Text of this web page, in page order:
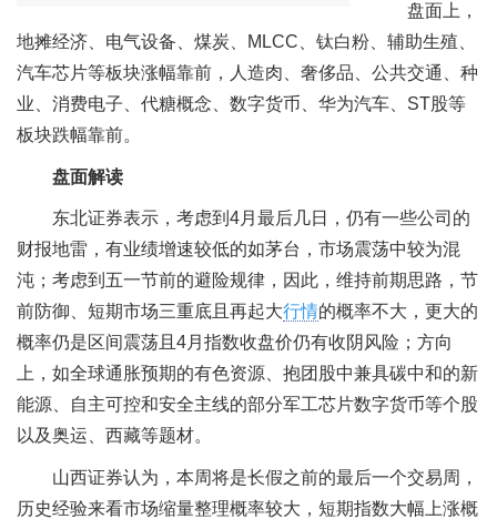
盘面上，
地摊经济、电气设备、煤炭、MLCC、钛白粉、辅助生殖、
汽车芯片等板块涨幅靠前，人造肉、奢侈品、公共交通、种
业、消费电子、代糖概念、数字货币、华为汽车、ST股等
板块跌幅靠前。
盘面解读
东北证券表示，考虑到4月最后几日，仍有一些公司的
财报地雷，有业绩增速较低的如茅台，市场震荡中较为混
沌；考虑到五一节前的避险规律，因此，维持前期思路，节
前防御、短期市场三重底且再起大行情的概率不大，更大的
概率仍是区间震荡且4月指数收盘价仍有收阴风险；方向
上，如全球通胀预期的有色资源、抱团股中兼具碳中和的新
能源、自主可控和安全主线的部分军工芯片数字货币等个股
以及奥运、西藏等题材。
山西证券认为，本周将是长假之前的最后一个交易周，
历史经验来看市场缩量整理概率较大，短期指数大幅上涨概